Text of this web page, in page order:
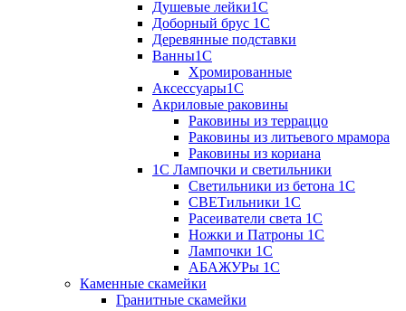
Душевые лейки1С
Доборный брус 1С
Деревянные подставки
Ванны1С
Хромированные
Аксессуары1С
Акриловые раковины
Раковины из терраццо
Раковины из литьевого мрамора
Раковины из кориана
1С Лампочки и светильники
Светильники из бетона 1С
СВЕТильники 1С
Расеиватели света 1С
Ножки и Патроны 1С
Лампочки 1С
АБАЖУРы 1С
Каменные скамейки
Гранитные скамейки